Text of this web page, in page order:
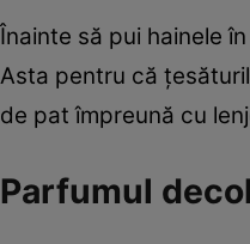
Înainte să pui hainele
Asta pentru că
de pat împreună cu
Parfumul